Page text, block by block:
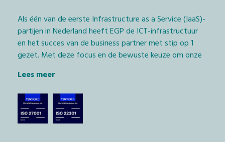
Als één van de eerste Infrastructure as a Service (IaaS)-
partijen in Nederland heeft EGP de ICT-infrastructuur
en het succes van de business partner met stip op 1
gezet. Met deze focus en de bewuste keuze om onze
geven wij Managed Service Providers (MSP’s) en
softwarebedrijven (ISV’s) de kans daadwerkelijk het
verschil te maken.
De technologische keuze die we hierbij hebben
Lees meer